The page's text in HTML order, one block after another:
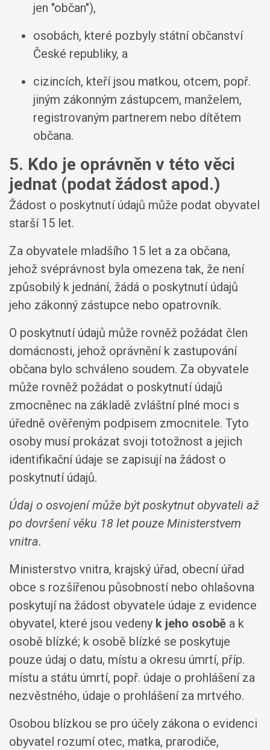
jen "občan"),
osobách, které pozbyly státní občanství
České republiky, a
cizincích, kteří jsou matkou, otcem, popř.
jiným zákonným zástupcem, manželem,
registrovaným partnerem nebo dítětem
občana.
5. Kdo je oprávněn v této věci
jednat (podat žádost apod.)
Žádost o poskytnutí údajů může podat obyvatel
starší 15 let.
Za obyvatele mladšího 15 let a za občana,
jehož svéprávnost byla omezena tak, že není
způsobilý k jednání, žádá o poskytnutí údajů
jeho zákonný zástupce nebo opatrovník.
O poskytnutí údajů může rovněž požádat člen
domácnosti, jehož oprávnění k zastupování
občana bylo schváleno soudem. Za obyvatele
může rovněž požádat o poskytnutí údajů
zmocněnec na základě zvláštní plné moci s
úředně ověřeným podpisem zmocnitele. Tyto
osoby musí prokázat svoji totožnost a jejich
identifikační údaje se zapisují na žádost o
poskytnutí údajů.
Údaj o osvojení může být poskytnut obyvateli až
po dovršení věku 18 let pouze Ministerstvem
vnitra.
Ministerstvo vnitra, krajský úřad, obecní úřad
obce s rozšířenou působností nebo ohlašovna
poskytují na žádost obyvatele údaje z evidence
obyvatel, které jsou vedeny k jeho osobě a k
osobě blízké; k osobě blízké se poskytuje
pouze údaj o datu, místu a okresu úmrtí, příp.
místu a státu úmrtí, popř. údaje o prohlášení za
nezvěstného, údaje o prohlášení za mrtvého.
Osobou blízkou se pro účely zákona o evidenci
obyvatel rozumí otec, matka, prarodiče,